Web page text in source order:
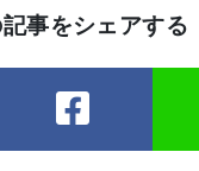
記事をシェアする